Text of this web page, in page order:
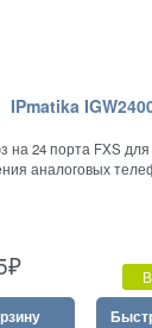
IPmatika
на 24 порта FXS для
аналоговых
₽